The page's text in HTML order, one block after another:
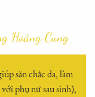
Hoàng Cung
săn chắc da, làm
phụ nữ sau sinh),